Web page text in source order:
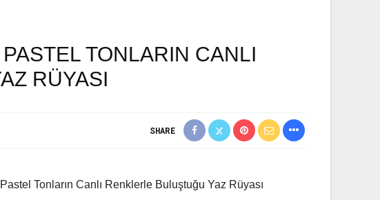
TONLARIN CANLI
RÜYASI
SHARE
Tonların Canlı Renklerle Buluştuğu Yaz Rüyası